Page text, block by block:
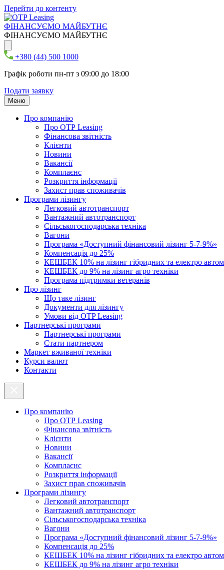
Перейти до контенту
ФІНАНСУЄМО МАЙБУТНЄ
ФІНАНСУЄМО МАЙБУТНЄ
+380 (44) 500 1000
Графік роботи пн-пт з 09:00 до 18:00
Подати заявку
Меню
Про компанію
Про ОТР Leasing
Фінансова звітність
Клієнти
Новини
Вакансії
Комплаєнс
Розкриття інформації
Захист прав споживачів
Програми лізингу
Легковий автотранспорт
Вантажний автотранспорт
Cільськогосподарська техніка
Вагони
Програма «Доступний фінансовий лізинг 5-7-9%»
Компенсація до 25%
КЕШБЕК 10% на лізинг гібридних та електро
КЕШБЕК до 9% на лізинг агро техніки
Програма підтримки ветеранів
Про лізинг
Що таке лізинг
Документи для лізингу
Умови від OTP Leasing
Партнерські програми
Партнерські програми
Стати партнером
Маркет вживаної техніки
Курси валют
Контакти
Про компанію
Про ОТР Leasing
Фінансова звітність
Клієнти
Новини
Вакансії
Комплаєнс
Розкриття інформації
Захист прав споживачів
Програми лізингу
Легковий автотранспорт
Вантажний автотранспорт
Cільськогосподарська техніка
Вагони
Програма «Доступний фінансовий лізинг 5-7-9%»
Компенсація до 25%
КЕШБЕК 10% на лізинг гібридних та електро
КЕШБЕК до 9% на лізинг агро техніки